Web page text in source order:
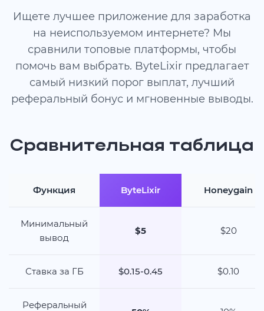
Ищете лучшее приложение для заработка
на неиспользуемом интернете? Мы
сравнили топовые платформы, чтобы
помочь вам выбрать. ByteLixir предлагает
самый низкий порог выплат, лучший
реферальный бонус и мгновенные выводы.
Сравнительная таблица
Функция ByteLixir Honeygain
Минимальный
вывод
$5 $20
Ставка за ГБ $0.15-0.45 $0.10
Реферальный